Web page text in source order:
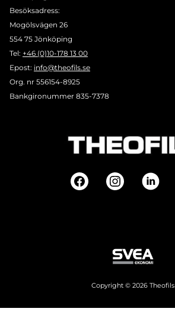
Besöksadress:
Mogölsvägen 26
554 75 Jönköping
Tel: +46 (0)10-178 13 00
Epost: info@theofils.se
Org. nr 556154-8925
Bankgironummer 835-7378
Copyright © 2026 Theofils